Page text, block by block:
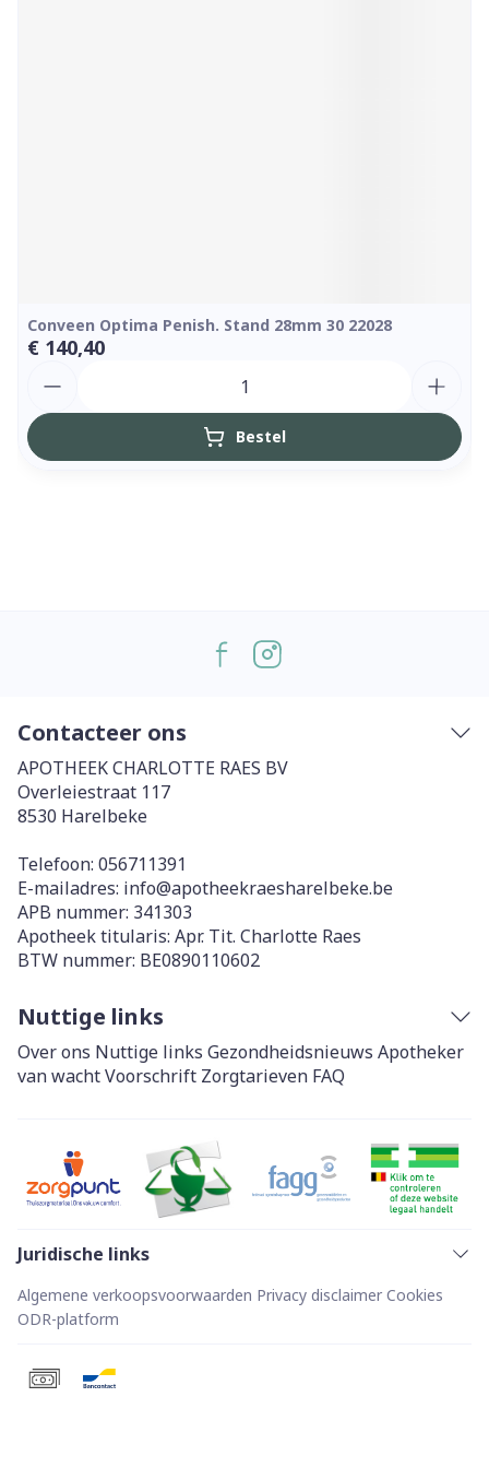
Conveen Optima Penish. Stand 28mm 30 22028
€ 140,40
Bestel
Contacteer ons
APOTHEEK CHARLOTTE RAES BV
Overleiestraat 117
8530 Harelbeke
Telefoon: 056711391
E-mailadres: info@apotheekraesharelbeke.be
APB nummer: 341303
Apotheek titularis: Apr. Tit. Charlotte Raes
BTW nummer: BE0890110602
Nuttige links
Over ons Nuttige links Gezondheidsnieuws Apotheker
van wachtVoorschrift Zorgtarieven FAQ
Juridische links
Algemene verkoopsvoorwaarden Privacy disclaimer Cookies
ODR-platform